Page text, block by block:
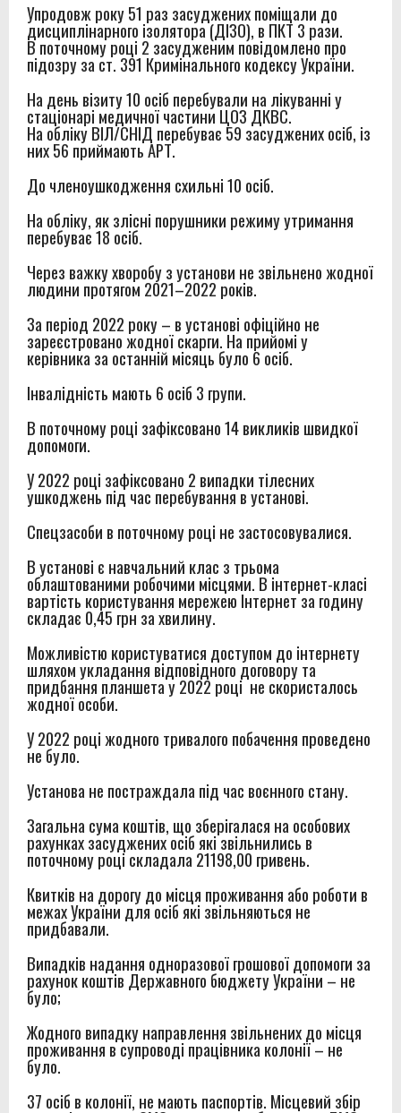
Упродовж року 51 раз засуджених поміщали до
дисциплінарного ізолятора (ДІЗО), в ПКТ 3 рази.
В поточному році 2 засудженим повідомлено про
підозру за ст. 391 Кримінального кодексу України.
На день візиту 10 осіб перебували на лікуванні у
стаціонарі медичної частини ЦОЗ ДКВС.
На обліку ВІЛ/СНІД перебуває 59 засуджених осіб, із
них 56 приймають АРТ.
До членоушкодження схильні 10 осіб.
На обліку, як злісні порушники режиму утримання
перебуває 18 осіб.
Через важку хворобу з установи не звільнено жодної
людини протягом 2021–2022 років.
За період 2022 року – в установі офіційно не
зареєстровано жодної скарги. На прийомі у
керівника за останній місяць було 6 осіб.
Інвалідність мають 6 осіб 3 групи.
В поточному році зафіксовано 14 викликів швидкої
допомоги.
У 2022 році зафіксовано 2 випадки тілесних
ушкоджень під час перебування в установі.
Спецзасоби в поточному році не застосовувалися.
В установі є навчальний клас з трьома
облаштованими робочими місцями. В інтернет-класі
вартість користування мережею Інтернет за годину
складає 0,45 грн за хвилину.
Можливістю користуватися доступом до інтернету
шляхом укладання відповідного договору та
придбання планшета у 2022 році не скористалось
жодної особи.
У 2022 році жодного тривалого побачення проведено
не було.
Установа не постраждала під час воєнного стану.
Загальна сума коштів, що зберігалася на особових
рахунках засуджених осіб які звільнились в
поточному році складала 21198,00 гривень.
Квитків на дорогу до місця проживання або роботи в
межах України для осіб які звільняються не
придбавали.
Випадків надання одноразової грошової допомоги за
рахунок коштів Державного бюджету України – не
було;
Жодного випадку направлення звільнених до місця
проживання в супроводі працівника колонії – не
було.
37 осіб в колонії, не мають паспортів. Місцевий збір